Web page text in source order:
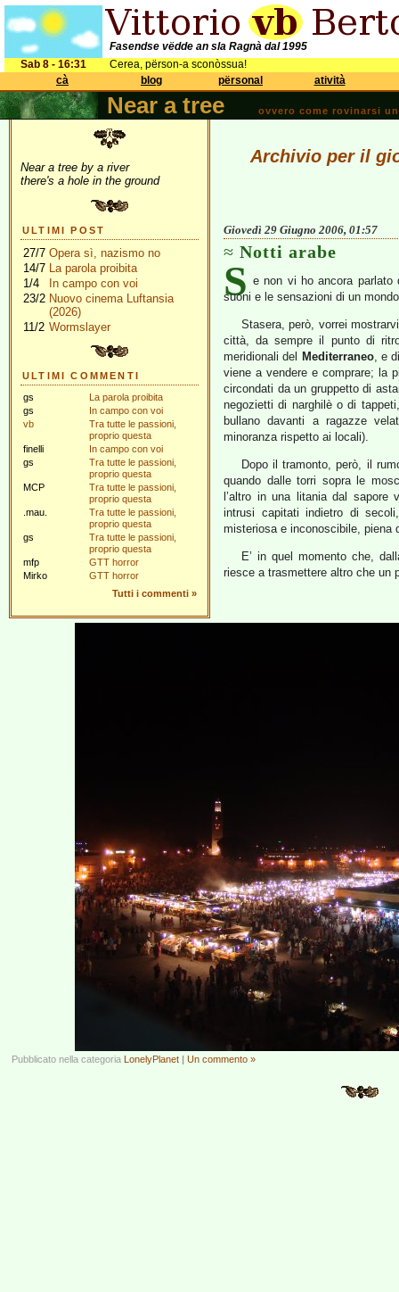
Fasendse vëdde an sla Ragnà dal 1995
Sab 8 - 16:31
Cerea, përson-a sconòssua!
cà
blog përsonal atività
Near a tree ovvero come rovinarsi
Near a tree by a river
there's a hole in the ground
ULTIMI POST
27/7 Opera sì, nazismo no
14/7 La parola proibita
1/4
In campo con voi
23/2 Nuovo cinema Luftansia
(2026)
11/2 Wormslayer
ULTIMI COMMENTI
gs
La parola proibita
gs
In campo con voi
vb
Tra tutte le passioni,
proprio questa
finelli
In campo con voi
gs
Tra tutte le passioni,
proprio questa
MCP
Tra tutte le passioni,
proprio questa
.mau.
Tra tutte le passioni,
proprio questa
gs
Tra tutte le passioni,
proprio questa
mfp
GTT horror
Mirko
GTT horror
Tutti i commenti »
Archivio per il
Giovedì 29 Giugno 2006, 01:57
Notti arabe
S e non vi ho ancora
suoni e le sensazioni di un
Stasera, però, vorrei
città, da sempre il punto di
meridionali del
Mediterraneo, e
viene a vendere e comprare; la
circondati da un gruppetto di
negozietti di narghilè o di
bullano davanti a ragazze
minoranza rispetto ai locali).
Dopo il tramonto, però, il
quando dalle torri sopra le
l’altro in una litania dal sapore
intrusi capitati indietro di
misteriosa e inconoscibile, piena
E’ in quel momento che,
riesce a trasmettere altro che un
Pubblicato nella categoria LonelyPlanet | Un commento »